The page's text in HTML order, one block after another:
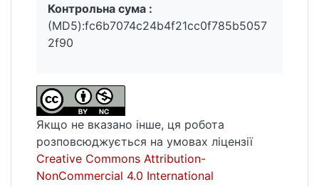
Контрольна сума :
(MD5):fc6b7074c24b4f21cc0f785b5057
2f90
Якщо не вказано інше, ця робота
розповсюджується на умовах ліцензії
Creative Commons Attribution-
NonCommercial 4.0 International